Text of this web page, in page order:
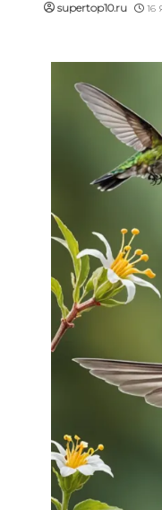
supertop10.ru 16